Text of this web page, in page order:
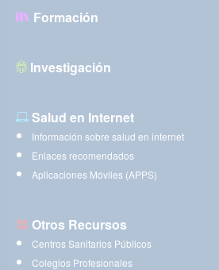
Formación
Investigación
Salud en Internet
Información sobre salud en internet
Enlaces recomendados
Aplicaciones Móviles (APPS)
Otros Recursos
Centros Sanitarios Públicos
Colegios Profesionales